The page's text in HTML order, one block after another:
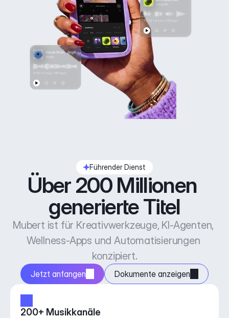
Führender Dienst
Über 200 Millionen
generierte Titel
Mubert ist für Kreativwerkzeuge, KI-Agenten,
Wellness-Apps und Automatisierungen
konzipiert.
Jetzt anfangen Dokumente anzeigen
200+ Musikkanäle